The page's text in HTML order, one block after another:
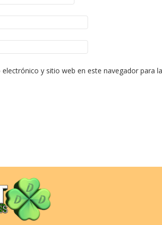
y sitio web en este navegador para